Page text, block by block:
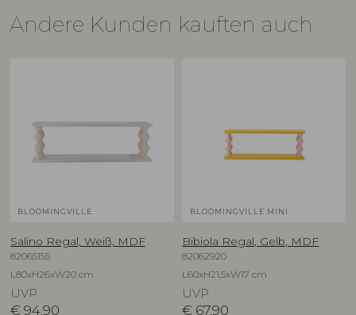
Andere Kunden kauften auch
BLOOMINGVILLE
Salino Regal, Weiß, MDF
82065155
L80xH26xW20 cm
UVP
€ 94,90
BLOOMINGVILLE MINI
Bibiola Regal, Gelb, MDF
82062920
L60xH21,5xW17 cm
UVP
€ 67,90